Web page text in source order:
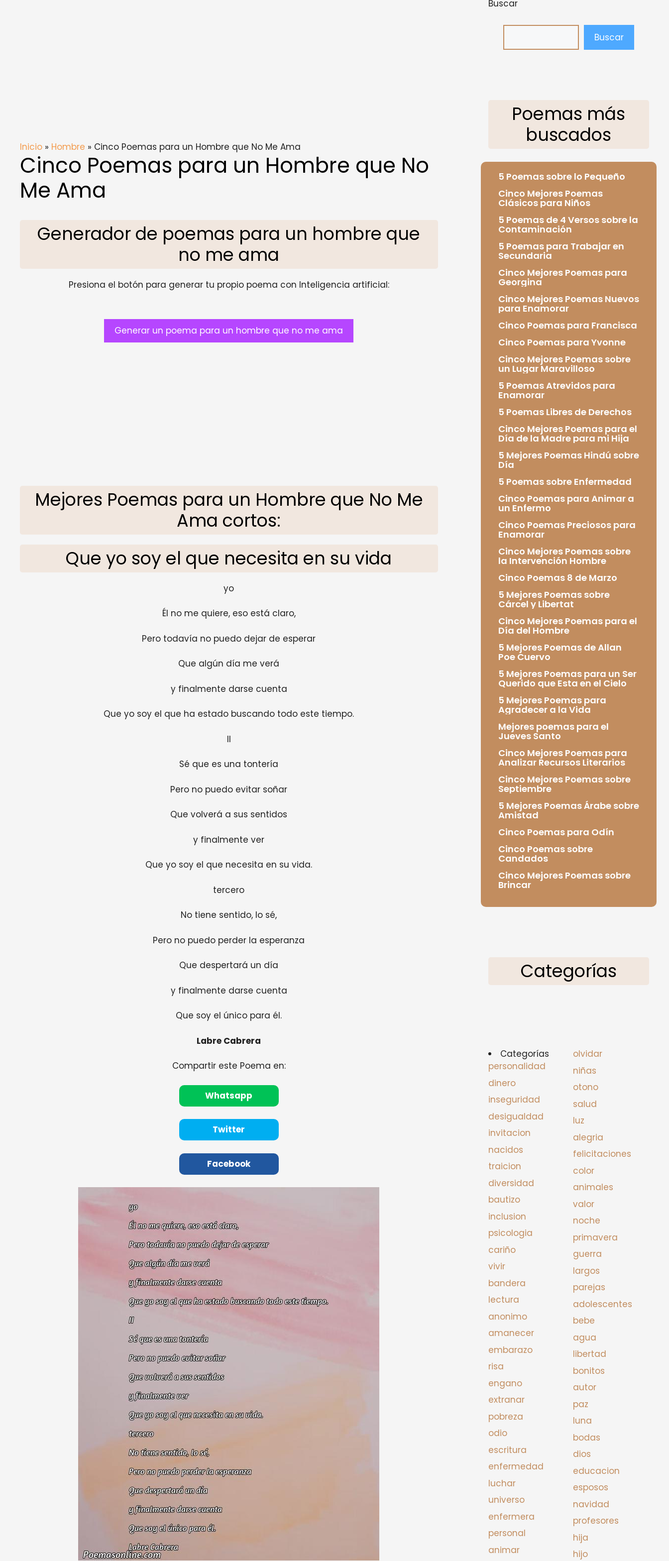
Inicio » Hombre » Cinco Poemas para un Hombre que No Me Ama
Cinco Poemas para un Hombre que No
Me Ama
Generador de poemas para un hombre que
no me ama
Presiona el botón para generar tu propio poema con Inteligencia artificial:
Generar un poema para un hombre que no me ama
Mejores Poemas para un Hombre que No Me
Ama cortos:
Que yo soy el que necesita en su vida
yo
Él no me quiere, eso está claro,
Pero todavía no puedo dejar de esperar
Que algún día me verá
y finalmente darse cuenta
Que yo soy el que ha estado buscando todo este tiempo.
II
Sé que es una tontería
Pero no puedo evitar soñar
Que volverá a sus sentidos
y finalmente ver
Que yo soy el que necesita en su vida.
tercero
No tiene sentido, lo sé,
Pero no puedo perder la esperanza
Que despertará un día
y finalmente darse cuenta
Que soy el único para él.
Labre Cabrera
Compartir este Poema en:
Whatsapp
Twitter
Facebook
Buscar
Buscar
Poemas más
buscados
5 Poemas sobre lo Pequeño
Cinco Mejores Poemas
Clásicos para Niños
5 Poemas de 4 Versos sobre la
Contaminación
5 Poemas para Trabajar en
Secundaria
Cinco Mejores Poemas para
Georgina
Cinco Mejores Poemas Nuevos
para Enamorar
Cinco Poemas para Francisca
Cinco Poemas para Yvonne
Cinco Mejores Poemas sobre
un Lugar Maravilloso
5 Poemas Atrevidos para
Enamorar
5 Poemas Libres de Derechos
Cinco Mejores Poemas para el
Día de la Madre para mi Hija
5 Mejores Poemas Hindú sobre
Día
5 Poemas sobre Enfermedad
Cinco Poemas para Animar a
un Enfermo
Cinco Poemas Preciosos para
Enamorar
Cinco Mejores Poemas sobre
la Intervención Hombre
Cinco Poemas 8 de Marzo
5 Mejores Poemas sobre
Cárcel y Libertat
Cinco Mejores Poemas para el
Día del Hombre
5 Mejores Poemas de Allan
Poe Cuervo
5 Mejores Poemas para un Ser
Querido que Esta en el Cielo
5 Mejores Poemas para
Agradecer a la Vida
Mejores poemas para el
Jueves Santo
Cinco Mejores Poemas para
Analizar Recursos Literarios
Cinco Mejores Poemas sobre
Septiembre
5 Mejores Poemas Árabe sobre
Amistad
Cinco Poemas para Odín
Cinco Poemas sobre
Candados
Cinco Mejores Poemas sobre
Brincar
Categorías
Categorías
personalidad
dinero
inseguridad
desigualdad
invitacion
nacidos
traicion
diversidad
bautizo
inclusion
psicologia
cariño
vivir
bandera
lectura
anonimo
amanecer
embarazo
risa
engano
extranar
pobreza
odio
escritura
enfermedad
luchar
universo
enfermera
personal
animar
olvidar
niñas
otono
salud
luz
alegria
felicitaciones
color
animales
valor
noche
primavera
guerra
largos
parejas
adolescentes
bebe
agua
libertad
bonitos
autor
paz
luna
bodas
dios
educacion
esposos
navidad
profesores
hija
hijo